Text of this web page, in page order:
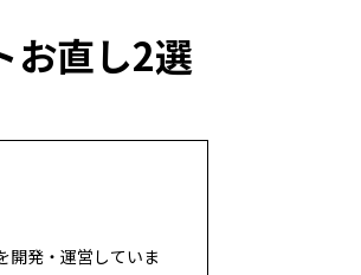
お直し2選
開発・運営していま